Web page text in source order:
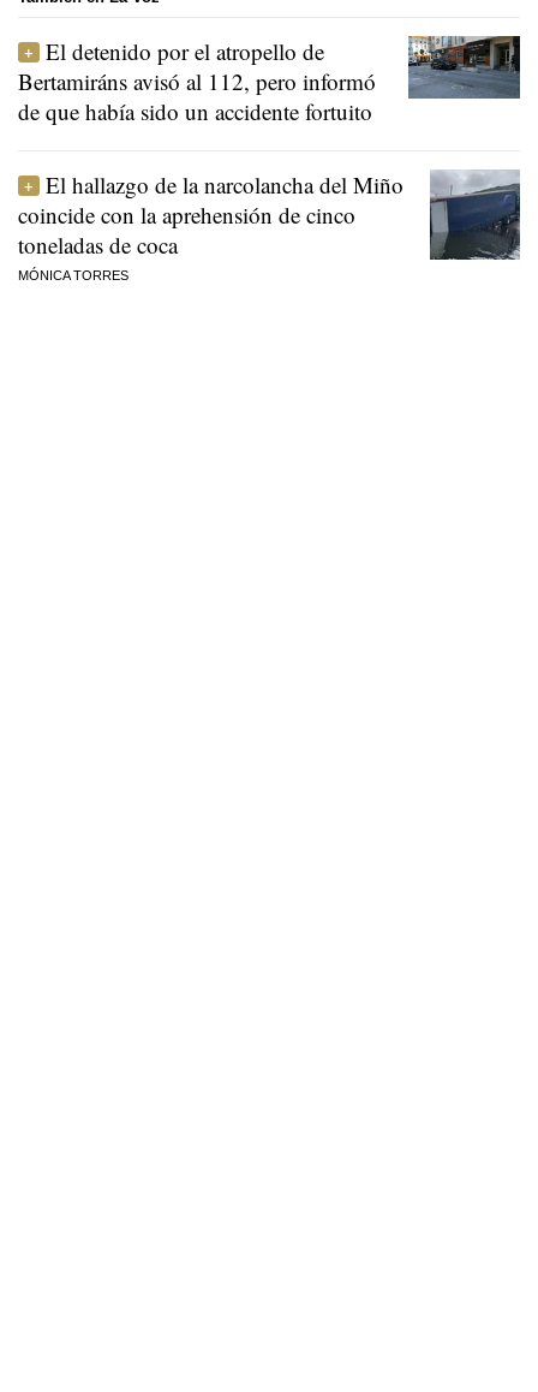
El detenido por el atropello de
Bertamiráns avisó al 112, pero informó
de que había sido un accidente fortuito
El hallazgo de la narcolancha del Miño
coincide con la aprehensión de cinco
toneladas de coca
MÓNICA TORRES